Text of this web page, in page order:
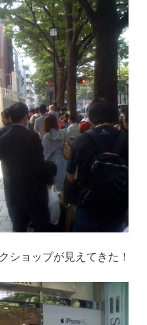
ショップが見えてきた！